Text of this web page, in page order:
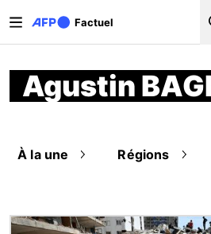
Factuel
Agustin
À la une Régions
Image